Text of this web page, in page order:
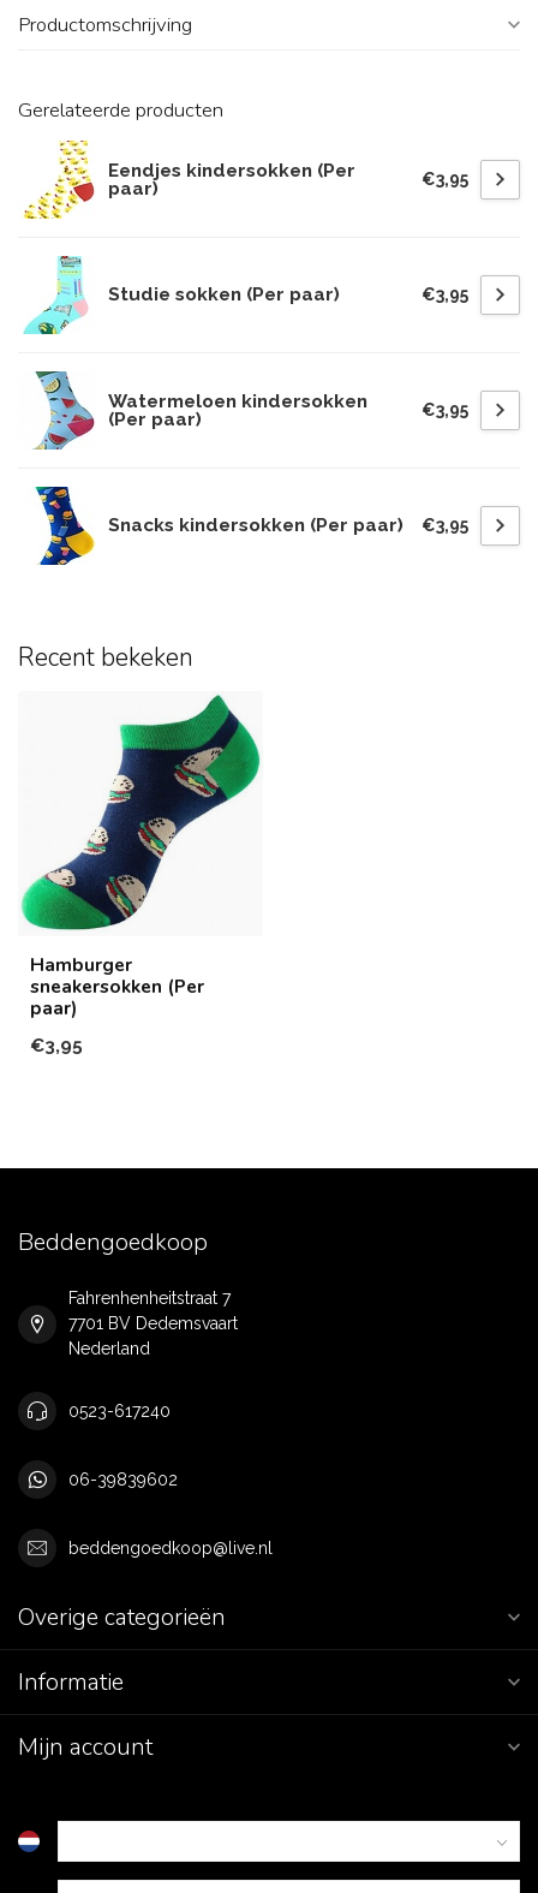
Productomschrijving
Gerelateerde producten
Eendjes kindersokken (Per
paar)
€3,95
Studie sokken (Per paar) €3,95
Watermeloen kindersokken
(Per paar)
€3,95
Snacks kindersokken (Per paar) €3,95
Recent bekeken
Hamburger
sneakersokken (Per
paar)
€3,95
Beddengoedkoop
Fahrenhenheitstraat 7
7701 BV Dedemsvaart
Nederland
0523-617240
06-39839602
beddengoedkoop@live.nl
Overige categorieën
Informatie
Mijn account